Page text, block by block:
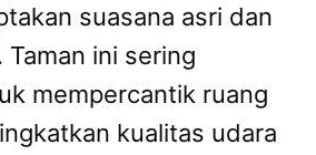
suasana asri dan
ini sering
mempercantik ruang
kualitas udara